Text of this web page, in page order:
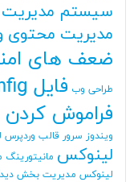
سیستم مدیریت
مدیریت محتوی
ضعف های
طراحی وب فایل Web.config
فراموش کردن
ویندوز سرور قالب وردپرس
لینوکس مانیتورینگ
لینوکس مدیریت بخش